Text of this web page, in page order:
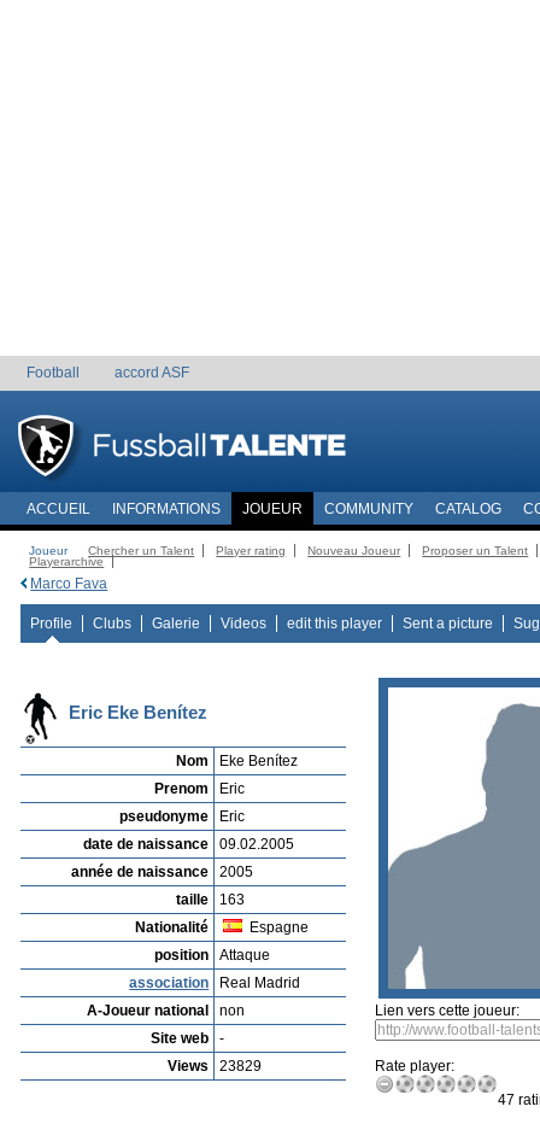
Football accord ASF
ACCUEIL INFORMATIONS JOUEUR COMMUNITY CATALOG
Joueur Chercher un Talent Player rating Nouveau Joueur
Proposer un Talent
Playerarchive
Marco Fava
Profile Clubs Galerie Videos edit this player Sent a picture
Eric Eke Benítez
Nom
Eke Benítez
Prenom
Eric
pseudonyme
Eric
date de naissance
09.02.2005
année de naissance
2005
taille
163
Nationalité
Espagne
position
Attaque
association
Real Madrid
A-Joueur national
non
Site web
-
Views
23829
Lien vers cette joueur:
Rate player:
47